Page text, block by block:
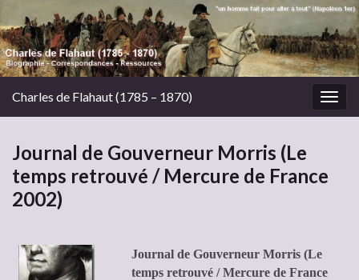
Charles de Flahaut (1785 – 1870)
Journal de Gouverneur Morris (Le
temps retrouvé / Mercure de France
2002)
Journal de Gouverneur Morris (Le
temps retrouvé / Mercure de France